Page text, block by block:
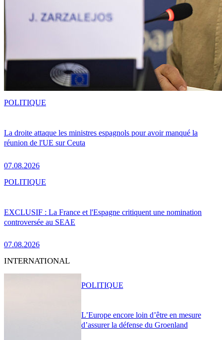
La droite attaque les ministres espagnols pour avoir manqué la
réunion de l'UE sur Ceuta
07.08.2026
POLITIQUE
EXCLUSIF : La France et l'Espagne critiquent une nomination
controversée au SEAE
07.08.2026
POLITIQUE
INTERNATIONAL
L’Europe encore loin d’être en mesure
d’assurer la défense du Groenland
POLITIQUE